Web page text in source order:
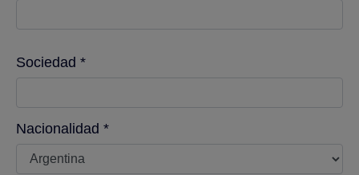
Sociedad *
Nacionalidad *